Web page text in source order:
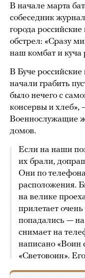
В начале марта
собеседник
города
обстрел: «Сразу
наш комбат и куча
В Буче
начали грабить
было нечего с
консервы и хлеб»,
Военнослужащие
домов.
Если на наши
их брали,
Они по
расположения.
на велике
прилетает
попадались — на
снимает на
написано «Воин
«Световоин».